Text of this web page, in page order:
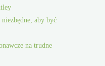
aby być
na trudne